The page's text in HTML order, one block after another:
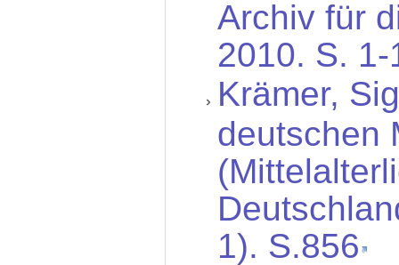
Archiv für
2010. S. 1-
Krämer,
deutschen
1). S.856